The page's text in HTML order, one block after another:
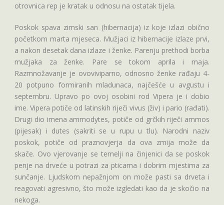
otrovnica rep je kratak u odnosu na ostatak tijela.
Poskok spava zimski san (hibernacija) iz koje izlazi obično
početkom marta mjeseca. Mužjaci iz hibernacije izlaze prvi,
a nakon desetak dana izlaze i ženke. Parenju prethodi borba
mužjaka za ženke. Pare se tokom aprila i maja.
Razmnožavanje je ovoviviparno, odnosno ženke rađaju 4-
20 potpuno formiranih mladunaca, najčešće u avgustu i
septembru. Upravo po ovoj osobini rod Vipera je i dobio
ime. Vipera potiče od latinskih riječi vivus (živ) i pario (rađati).
Drugi dio imena ammodytes, potiče od grčkih riječi ammos
(pijesak) i dutes (sakriti se u rupu u tlu). Narodni naziv
poskok, potiče od praznovjerja da ova zmija može da
skače. Ovo vjerovanje se temelji na činjenici da se poskok
penje na drveće u potrazi za pticama i dobrim mjestima za
sunčanje. Ljudskom nepažnjom on može pasti sa drveta i
reagovati agresivno, što može izgledati kao da je skočio na
nekoga.